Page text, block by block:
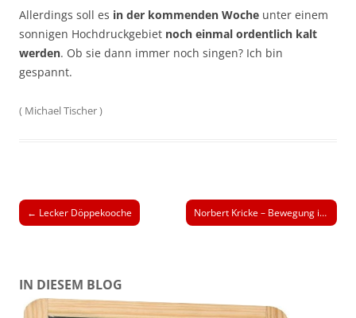
Allerdings soll es in der kommenden Woche unter einem
sonnigen Hochdruckgebiet noch einmal ordentlich kalt
werden. Ob sie dann immer noch singen? Ich bin
gespannt.
( Michael Tischer)
Beitrags-
← Lecker Döppekooche Norbert Kricke – Bewegung im Raum
IN DIESEM BLOG